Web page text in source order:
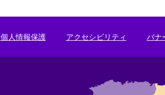
個人情報保護 アクセシビリティ バナ